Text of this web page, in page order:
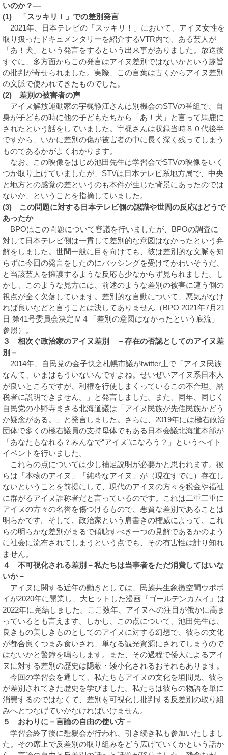
いのか？―
(1) 「スッキリ！」での差別発言
2021年、日本テレビの「スッキリ！」において、アイヌ女性を
取り扱ったドキュメンタリーを紹介するVTR内で、ある芸人が
「あ！犬」という発言をするという出来事がありました。放送後
すぐに、多方面からこの発言はアイヌ差別ではないかという趣旨
の批判が寄せられました。実際、この言葉は古くからアイヌ差別
の文脈で使われてきたものでした。
(2) 差別の被害者の声
アイヌ解放運動家の宇梶静江さんは別機会のSTVの番組で、自
身が子どもの時に他の子どもたちから「あ！犬」と言って馬鹿に
されたという話をしていました。宇梶さんは収録当時８０代後半
ですから、いかに差別の傷が被害者の中に長く深く残ってしまう
ものであるかがよくわかります。
なお、この映像をはじめ池田先生は学習会でSTVの映像をいく
つか取り上げていましたが、STVは日本テレビ系地方局で、中央
と地方との感覚の差というのも本件が生じた背景にあったのでは
ないか、ということを指摘していました。
(3) この問題に対する日本テレビ側の認識や世間の反応はどうで
あったか
BPOはこの問題について審議を行いましたが、BPOの調査に
対して日本テレビ側は一貫して差別的な意図はなかったという弁
解をしました。世間一般に目を向けても、彼は差別的な文脈を知
らずに今回の発言をしたのにバッシングを受けてかわいそうだ、
と当該芸人を擁護するような反応も少なからず見られました。し
かし、このような見方には、前述のような差別の被害に遭う側の
視点が全く欠落しています。差別的な言動について、悪気がなけ
れば良いなどと言うことは決してありません（BPO 2021年7月21
日 第41号委員会決定Ⅳ４「差別の意図はなかったという底流」
参照）。
３ 相次ぐ政治家のアイヌ差別 －存在の否認としてのアイヌ差
別－
2014年、自民党の金子快之札幌市議がtwitter上で「アイヌ民族
なんて、いまはもういないんですよね。せいぜいアイヌ系日本人
が良いところですが、利権を行使しまくっているこの不合理。納
税者に説明できません。」と発言しました。また、同年、同じく
自民党の小野寺まさる北海道議は「アイヌ民族が先住民族かどう
か疑念がある。」と発言しました。さらに、2019年には極右政治
団体で多くの極右議員の支持母体でもある日本会議北海道本部が
「あなたもなれる？みんなで“アイヌ”になろう？」というヘイト
イベントを行いました。
これらの点については少し補足説明が必要かと思われます。彼
らは「本物のアイヌ」「純粋なアイヌ」が（現在すでに）存在し
ないということを前提にして、現代のアイヌの方々を税金や福祉
に群がるアイヌ詐称者だと言っているのです。これは二重三重に
アイヌの方々の名誉を傷つけるもので、悪質な差別であることは
明らかです。そして、政治家という肩書きの権威によって、これ
らの明らかな差別がまるで傾聴すべき一つの見解であるかのよう
に社会に流布されてしまうという点でも、その有害性は計り知れ
ません。
４ 不可視化される差別－私たちは当事者をただ消費してはいな
いか－
アイヌに関する近年の動きとしては、民族共生象徴空間ウポポ
イが2020年に開業し、大ヒットした漫画『ゴールデンカムイ』は
2022年に完結しました。ここ数年、アイヌへの注目が俄かに高ま
っているとも言えます。しかし、この点について、池田先生は、
良きもの美しきものとしてのアイヌに対する幻想で、彼らの文化
が都合良くつまみ食いされ、単なる観光資源にされてしまうので
はないかと警鐘を鳴らします。また、その過程で倭人によるアイ
ヌに対する差別の歴史は隠蔽・矮小化されるおそれもあります。
今回の学習会を通して、私たちもアイヌの文化を垣間見、彼ら
が差別されてきた歴史を学びました。私たちは彼らの物語を単に
消費するのではなくて、差別を可視化し批判する反差別の取り組
みへとつなげていかなければいけません。
５ おわりに－言論の自由の使い方－
学習会終了後に懇親会が行われ、引き続き私も参加いたしまし
た。その席上で反差別の取り組みをどう広げていくかという話か